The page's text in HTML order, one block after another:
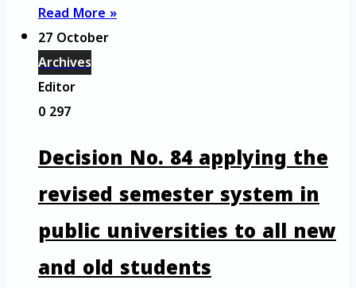
Read More »
27 October
Archives
Editor
0297
Decision No. 84 applying the
revised semester system in
public universities to all new
and old students